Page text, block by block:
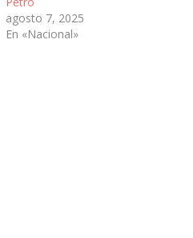
agosto 7, 2025
En «Nacional»